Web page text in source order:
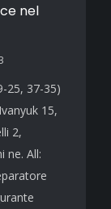
nel
25, 37-35)
15,
2,
ne. All: